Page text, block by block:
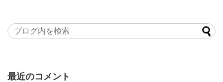
最近のコメント